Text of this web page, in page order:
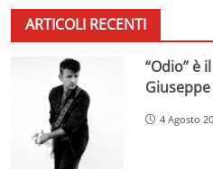
ARTICOLI RECENTI
“Odio” è
4 Agosto